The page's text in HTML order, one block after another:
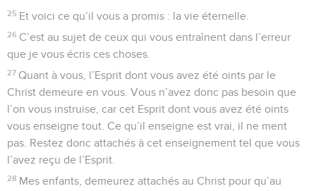
25 Et voici ce qu’il vous a promis : la vie éternelle.
26 C’est au sujet de ceux qui vous entraînent dans l’erreur
que je vous écris ces choses.
27 Quant à vous, l’Esprit dont vous avez été oints par le
Christ demeure en vous. Vous n’avez donc pas besoin que
l’on vous instruise, car cet Esprit dont vous avez été oints
vous enseigne tout. Ce qu’il enseigne est vrai, il ne ment
pas. Restez donc attachés à cet enseignement tel que vous
l’avez reçu de l’Esprit.
28 Mes enfants, demeurez attachés au Christ pour qu’au